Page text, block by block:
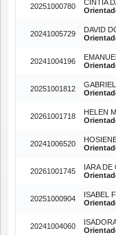
20251000780
CINTIA
20241005729
DAVID
20241004196
20251001812
20261001718
HELEN
20241006520
20261001745
IARA DE
20251000904
ISABEL
20241004060